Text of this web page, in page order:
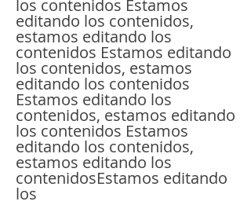
los contenidos Estamos
editando los contenidos,
estamos editando los
contenidos Estamos editando
los contenidos, estamos
editando los contenidos
Estamos editando los
contenidos, estamos editando
los contenidos Estamos
editando los contenidos,
estamos editando los
contenidosEstamos editando
los